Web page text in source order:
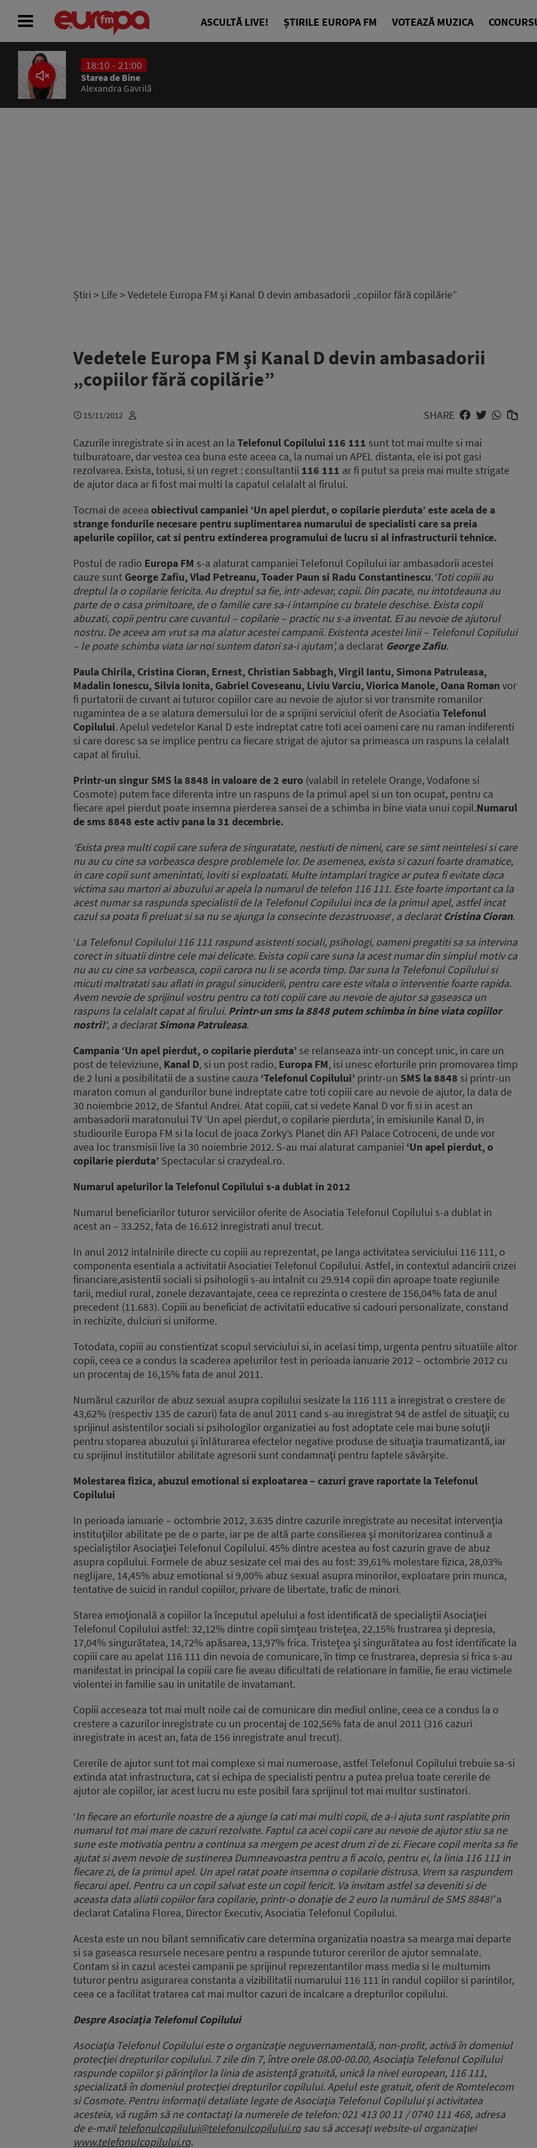
ASCULTĂ LIVE! ȘTIRILE EUROPA FM VOTEAZĂ MUZICA
18:10 - 21:00
Starea de Bine
Alexandra Gavrilă
Știri > Life > Vedetele Europa FM şi Kanal D devin ambasadorii „copiilor fără copilărie”
Vedetele Europa FM şi Kanal D devin ambasadorii
„copiilor fără copilărie”
15/11/2012
SHARE
Cazurile inregistrate si in acest an la Telefonul Copilului 116 111 sunt tot mai multe si mai
tulburatoare, dar vestea cea buna este aceea ca, la numai un APEL distanta, ele isi pot gasi
rezolvarea. Exista, totusi, si un regret : consultantii 116 111 ar fi putut sa preia mai multe strigate
de ajutor daca ar fi fost mai multi la capatul celalalt al firului.
Tocmai de aceea obiectivul campaniei ‘Un apel pierdut, o copilarie pierduta’ este acela de a
strange fondurile necesare pentru suplimentarea numarului de specialisti care sa preia
apelurile copiilor, cat si pentru extinderea programului de lucru si al infrastructurii tehnice.
Postul de radio Europa FM s-a alaturat campaniei Telefonul Copilului iar ambasadorii acestei
cauze sunt George Zafiu, Vlad Petreanu, Toader Paun si Radu Constantinescu.‘Toti copiii au
dreptul la o copilarie fericita. Au dreptul sa fie, intr-adevar, copii. Din pacate, nu intotdeauna au
parte de o casa primitoare, de o familie care sa-i intampine cu bratele deschise. Exista copii
abuzati, copii pentru care cuvantul – copilarie – practic nu s-a inventat. Ei au nevoie de ajutorul
nostru. De aceea am vrut sa ma alatur acestei campanii. Existenta acestei linii – Telefonul Copilului
– le poate schimba viata iar noi suntem datori sa-i ajutam’,a declarat George Zafiu.
Paula Chirila, Cristina Cioran, Ernest, Christian Sabbagh, Virgil Iantu, Simona Patruleasa,
Madalin Ionescu, Silvia Ionita, Gabriel Coveseanu, Liviu Varciu, Viorica Manole, Oana Roman vor
fi purtatorii de cuvant ai tuturor copiilor care au nevoie de ajutor si vor transmite romanilor
rugamintea de a se alatura demersului lor de a sprijini serviciul oferit de Asociatia Telefonul
Copilului. Apelul vedetelor Kanal D este indreptat catre toti acei oameni care nu raman indiferenti
si care doresc sa se implice pentru ca fiecare strigat de ajutor sa primeasca un raspuns la celalalt
capat al firului.
Printr-un singur SMS la 8848 in valoare de 2 euro (valabil in retelele Orange, Vodafone si
Cosmote) putem face diferenta intre un raspuns de la primul apel si un ton ocupat, pentru ca
fiecare apel pierdut poate insemna pierderea sansei de a schimba in bine viata unui copil.Numarul
de sms 8848 este activ pana la 31 decembrie.
‘Exista prea multi copii care sufera de singuratate, nestiuti de nimeni, care se simt neintelesi si care
nu au cu cine sa vorbeasca despre problemele lor. De asemenea, exista si cazuri foarte dramatice,
in care copii sunt amenintati, loviti si exploatati. Multe intamplari tragice ar putea fi evitate daca
victima sau martori ai abuzului ar apela la numarul de telefon 116 111. Este foarte important ca la
acest numar sa raspunda specialistii de la Telefonul Copilului inca de la primul apel, astfel incat
cazul sa poata fi preluat si sa nu se ajunga la consecinte dezastruoase‘, a declaratCristina Cioran.
‘La Telefonul Copilului 116 111 raspund asistenti sociali, psihologi, oameni pregatiti sa sa intervina
corect in situatii dintre cele mai delicate. Exista copii care suna la acest numar din simplul motiv ca
nu au cu cine sa vorbeasca, copii carora nu li se acorda timp. Dar suna la Telefonul Copilului si
micuti maltratati sau aflati in pragul sinuciderii, pentru care este vitala o interventie foarte rapida.
Avem nevoie de sprijinul vostru pentru ca toti copiii care au nevoie de ajutor sa gaseasca un
raspuns la celalalt capat al firului. Printr-un sms la 8848 putem schimba in bine viata copiilor
nostri!‘, a declaratSimona Patruleasa.
Campania ‘Un apel pierdut, o copilarie pierduta’ se relanseaza intr-un concept unic, in care un
post de televiziune, Kanal D, si un post radio, Europa FM, isi unesc eforturile prin promovarea timp
de 2 luni a posibilitatii de a sustine cauza ‘Telefonul Copilului’ printr-un SMS la 8848 si printr-un
maraton comun al gandurilor bune indreptate catre toti copiii care au nevoie de ajutor, la data de
30 noiembrie 2012, de Sfantul Andrei. Atat copiii, cat si vedete Kanal D vor fi si in acest an
ambasadorii maratonului TV ‘Un apel pierdut, o copilarie pierduta’, in emisiunile Kanal D, in
studiourile Europa FM si la locul de joaca Zorky’s Planet din AFI Palace Cotroceni, de unde vor
avea loc transmisii live la 30 noiembrie 2012. S-au mai alaturat campaniei ‘Un apel pierdut, o
copilarie pierduta’ Spectacular si crazydeal.ro.
Numarul apelurilor la Telefonul Copilului s-a dublat in 2012
Numarul beneficiarilor tuturor serviciilor oferite de Asociatia Telefonul Copilului s-a dublat in
acest an – 33.252, fata de 16.612 inregistrati anul trecut.
In anul 2012 intalnirile directe cu copiii au reprezentat, pe langa activitatea serviciului 116 111, o
componenta esentiala a activitatii Asociatiei Telefonul Copilului. Astfel, in contextul adancirii crizei
financiare,asistentii sociali si psihologii s-au intalnit cu 29.914 copii din aproape toate regiunile
tarii, mediul rural, zonele dezavantajate, ceea ce reprezinta o crestere de 156,04% fata de anul
precedent (11.683). Copiii au beneficiat de activitatii educative si cadouri personalizate, constand
in rechizite, dulciuri si uniforme.
Totodata, copiii au constientizat scopul serviciului si, in acelasi timp, urgenta pentru situatiile altor
copii, ceea ce a condus la scaderea apelurilor test in perioada ianuarie 2012 – octombrie 2012 cu
un procentaj de 16,15% fata de anul 2011.
Numărul cazurilor de abuz sexual asupra copilului sesizate la 116 111 a inregistrat o crestere de
43,62% (respectiv 135 de cazuri) fata de anul 2011 cand s-au inregistrat 94 de astfel de situaţii; cu
sprijinul asistentilor sociali si psihologilor organizatiei au fost adoptate cele mai bune soluţii
pentru stoparea abuzului şi înlăturarea efectelor negative produse de situaţia traumatizantă, iar
cu sprijinul institutiilor abilitate agresorii sunt condamnaţi pentru faptele săvârşite.
Molestarea fizica, abuzul emotional si exploatarea – cazuri grave raportate la Telefonul
Copilului
In perioada ianuarie – octombrie 2012, 3.635 dintre cazurile inregistrate au necesitat intervenţia
instituţiilor abilitate pe de o parte, iar pe de altă parte consilierea şi monitorizarea continuă a
specialiştilor Asociaţiei Telefonul Copilului. 45% dintre acestea au fost cazurin grave de abuz
asupra copilului. Formele de abuz sesizate cel mai des au fost: 39,61% molestare fizica, 28,03%
neglijare, 14,45% abuz emotional si 9,00% abuz sexual asupra minorilor, exploatare prin munca,
tentative de suicid in randul copiilor, privare de libertate, trafic de minori.
Starea emoţională a copiilor la începutul apelului a fost identificată de specialiştii Asociaţiei
Telefonul Copilului astfel: 32,12% dintre copii simţeau tristeţea, 22,15% frustrarea şi depresia,
17,04% singurătatea, 14,72% apăsarea, 13,97% frica. Tristeţea şi singurătatea au fost identificate la
copiii care au apelat 116 111 din nevoia de comunicare, în timp ce frustrarea, depresia si frica s-au
manifestat in principal la copiii care fie aveau dificultati de relationare in familie, fie erau victimele
violentei in familie sau in unitatile de invatamant.
Copiii acceseaza tot mai mult noile cai de comunicare din mediul online, ceea ce a condus la o
crestere a cazurilor inregistrate cu un procentaj de 102,56% fata de anul 2011 (316 cazuri
inregistrate in acest an, fata de 156 inregistrate anul trecut).
Cererile de ajutor sunt tot mai complexe si mai numeroase, astfel Telefonul Copilului trebuie sa-si
extinda atat infrastructura, cat si echipa de specialisti pentru a putea prelua toate cererile de
ajutor ale copiilor, iar acest lucru nu este posibil fara sprijinul tot mai multor sustinatori.
‘In fiecare an eforturile noastre de a ajunge la cati mai multi copii, de a-i ajuta sunt rasplatite prin
numarul tot mai mare de cazuri rezolvate. Faptul ca acei copii care au nevoie de ajutor stiu sa ne
sune este motivatia pentru a continua sa mergem pe acest drum zi de zi. Fiecare copil merita sa fie
ajutat si avem nevoie de sustinerea Dumneavoastra pentru a fi acolo, pentru ei, la linia 116 111 in
fiecare zi, de la primul apel. Un apel ratat poate insemna o copilarie distrusa. Vrem sa raspundem
fiecarui apel. Pentru ca un copil salvat este un copil fericit. Va invitam astfel sa deveniti si de
aceasta data aliatii copiilor fara copilarie, printr-o donaţie de 2 euro la numărul de SMS 8848!’a
declarat Catalina Florea, Director Executiv, Asociatia Telefonul Copilului.
Acesta este un nou bilant semnificativ care determina organizatia noastra sa mearga mai departe
si sa gaseasca resursele necesare pentru a raspunde tuturor cererilor de ajutor semnalate.
Contam si in cazul acestei campanii pe sprijinul reprezentantilor mass media si le multumim
tuturor pentru asigurarea constanta a vizibilitatii numarului 116 111 in randul copiilor si parintilor,
ceea ce a facilitat tratarea cat mai multor cazuri de incalcare a drepturilor copilului.
Despre Asociaţia Telefonul Copilului
Asociaţia Telefonul Copilului este o organizaţie neguvernamentală, non-profit, activă în domeniul
protecţiei drepturilor copilului. 7 zile din 7, între orele 08.00-00.00, Asociaţia Telefonul Copilului
raspunde copiilor şi părinţilor la linia de asistenţă gratuită, unică la nivel european, 116 111,
specializată în domeniul protecţiei drepturilor copilului. Apelul este gratuit, oferit de Romtelecom
si Cosmote. Pentru informaţii detaliate legate de Asociaţia Telefonul Copilului şi activitatea
acesteia, vă rugăm să ne contactaţi la numerele de telefon: 021 413 00 11 / 0740 111 468, adresa
de e-mail telefonulcopilului@telefonulcopilului.ro sau să accesaţi website-ul organizaţiei
www.telefonulcopilului.ro.
ACASĂ
ȘTIRI